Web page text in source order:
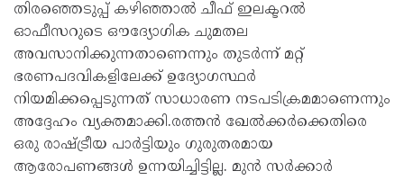
തിരഞ്ഞെടുപ്പ് കഴിഞ്ഞാൽ ചീഫ് ഇലക്ടറൽ
ഓഫീസറുടെ ഔദ്യോഗിക ചുമതല
അവസാനിക്കുന്നതാണെന്നും തുടർന്ന് മറ്റ്
ഭരണപദവികളിലേക്ക് ഉദ്യോഗസ്ഥർ
നിയമിക്കപ്പെടുന്നത് സാധാരണ നടപടിക്രമമാണെന്നും
അദ്ദേഹം വ്യക്തമാക്കി.രത്തൻ ഖേൽക്കർക്കെതിരെ
ഒരു രാഷ്ട്രീയ പാർട്ടിയും ഗുരുതരമായ
ആരോപണങ്ങൾ ഉന്നയിച്ചിട്ടില്ല. മുൻ സർക്കാർ